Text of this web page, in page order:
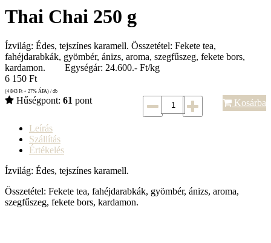
Thai Chai 250 g
Ízvilág: Édes, tejszínes karamell. Összetétel: Fekete tea,
fahéjdarabkák, gyömbér, ánizs, aroma, szegfűszeg, fekete bors,
kardamon. Egységár: 24.600.- Ft/kg
6 150 Ft
(4 843 Ft + 27% ÁFA) / db
Hűségpont: 61 pont Kosárba
Leírás
Szállítás
Értékelés
Ízvilág: Édes, tejszínes karamell.
Összetétel: Fekete tea, fahéjdarabkák, gyömbér, ánizs, aroma,
szegfűszeg, fekete bors, kardamon.